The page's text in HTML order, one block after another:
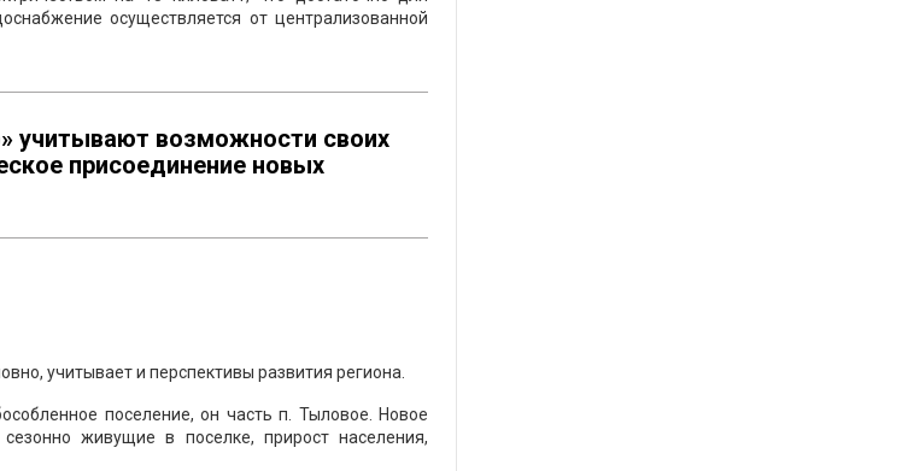
осуществляется от централизованной
учитывают возможности своих
присоединение новых
учитывает и перспективы развития региона.
поселение, он часть п. Тыловое. Новое
живущие в поселке, прирост населения,